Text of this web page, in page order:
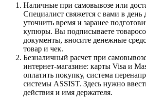
Наличные при самовывозе или
Специалист свяжется с вами в день
уточнить время и заранее
купюры. Вы подписываете
документы, вносите денежные
товар и чек.
Безналичный расчет при
интернет-магазине: карты Visa и
оплатить покупку, система
системы ASSIST. Здесь нужно
действия и имя держателя.